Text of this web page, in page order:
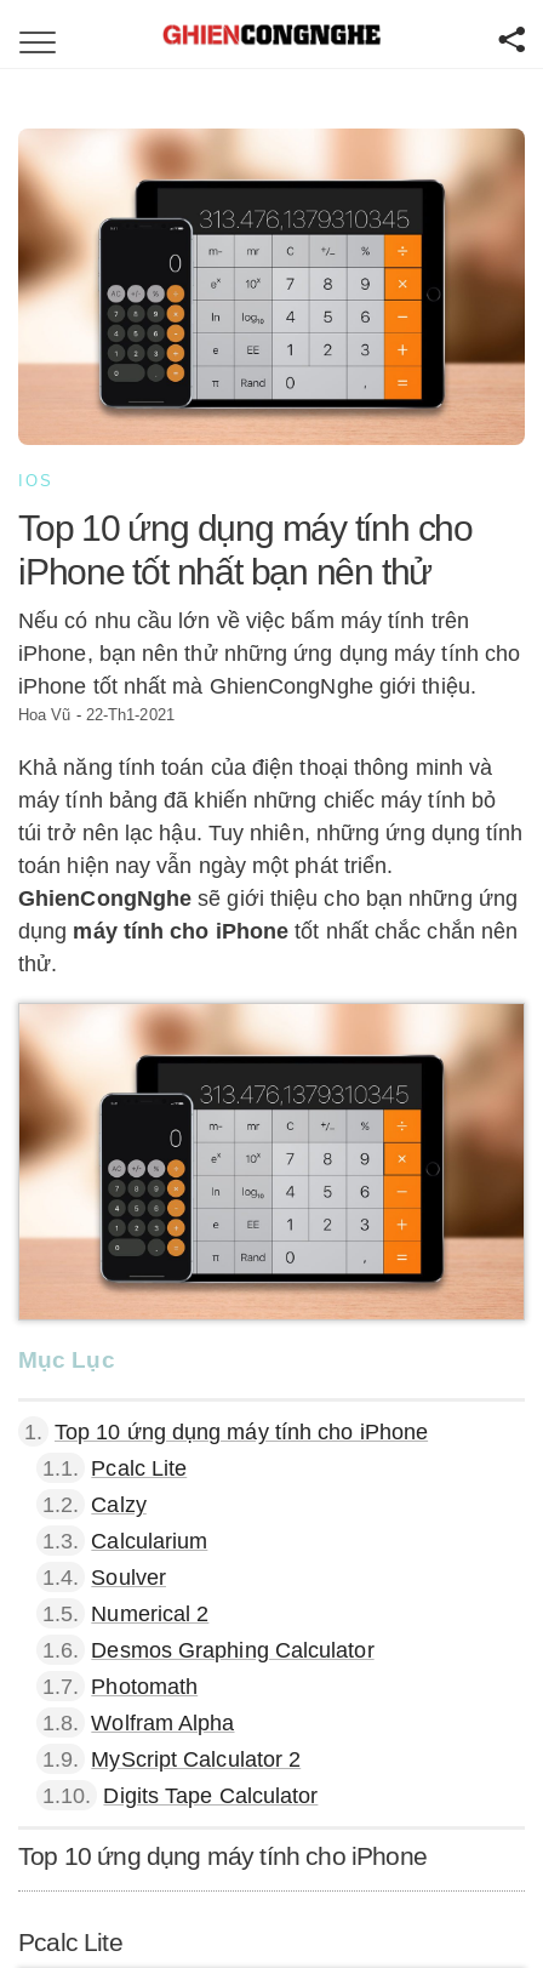
IOS
Top 10 ứng dụng máy tính cho
iPhone tốt nhất bạn nên thử
Nếu có nhu cầu lớn về việc bấm máy tính trên
iPhone, bạn nên thử những ứng dụng máy tính cho
iPhone tốt nhất mà GhienCongNghe giới thiệu.
Hoa Vũ - 22-Th1-2021
Khả năng tính toán của điện thoại thông minh và
máy tính bảng đã khiến những chiếc máy tính bỏ
túi trở nên lạc hậu. Tuy nhiên, những ứng dụng tính
toán hiện nay vẫn ngày một phát triển.
GhienCongNghesẽ giới thiệu cho bạn những ứng
dụng máy tính cho iPhone tốt nhất chắc chắn nên
thử.
Mục Lục
1. Top 10 ứng dụng máy tính cho iPhone
1.1. Pcalc Lite
1.2. Calzy
1.3. Calcularium
1.4. Soulver
1.5. Numerical 2
1.6. Desmos Graphing Calculator
1.7. Photomath
1.8. Wolfram Alpha
1.9. MyScript Calculator 2
1.10. Digits Tape Calculator
Top 10 ứng dụng máy tính cho iPhone
Pcalc Lite